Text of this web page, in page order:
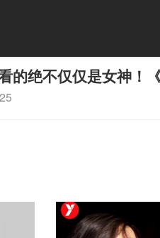
的绝不仅仅是女神！